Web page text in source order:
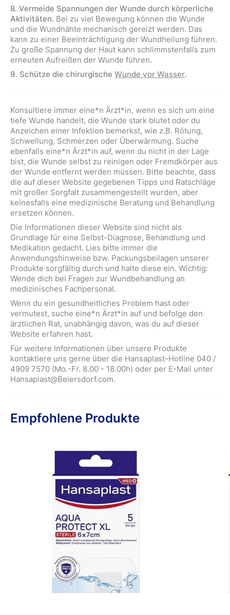
8. Vermeide Spannungen der Wunde durch körperliche
Aktivitäten. Bei zu viel Bewegung können die Wunde
und die Wundnähte mechanisch gereizt werden. Das
kann zu einer Beeinträchtigung der Wundheilung führen.
Zu große Spannung der Haut kann schlimmstenfalls zum
erneuten Aufreißen der Wunde führen.
9. Schütze die chirurgische Wunde vor Wasser.
Konsultiere immer eine*n Ärzt*in, wenn es sich um eine
tiefe Wunde handelt, die Wunde stark blutet oder du
Anzeichen einer Infektion bemerkst, wie z.B. Rötung,
Schwellung, Schmerzen oder Überwärmung. Suche
ebenfalls eine*n Ärzt*in auf, wenn du nicht in der Lage
bist, die Wunde selbst zu reinigen oder Fremdkörper aus
der Wunde entfernt werden müssen. Bitte beachte, dass
die auf dieser Website gegebenen Tipps und Ratschläge
mit großer Sorgfalt zusammengestellt wurden, aber
keinesfalls eine medizinische Beratung und Behandlung
ersetzen können.
Die Informationen dieser Website sind nicht als
Grundlage für eine Selbst-Diagnose, Behandlung und
Medikation gedacht. Lies bitte immer die
Anwendungshinweise bzw. Packungsbeilagen unserer
Produkte sorgfältig durch und halte diese ein. Wichtig:
Wende dich bei Fragen zur Wundbehandlung an
medizinisches Fachpersonal.
Wenn du ein gesundheitliches Problem hast oder
vermutest, suche eine*n Ärzt*in auf und befolge den
ärztlichen Rat, unabhängig davon, was du auf dieser
Website erfahren hast.
Für weitere Informationen über unsere Produkte
kontaktiere uns gerne über die Hansaplast-Hotline 040 /
4909 7570 (Mo.-Fr. 8.00 - 18.00h) oder per E-Mail unter
Hansaplast@Beiersdorf.com.
Empfohlene Produkte